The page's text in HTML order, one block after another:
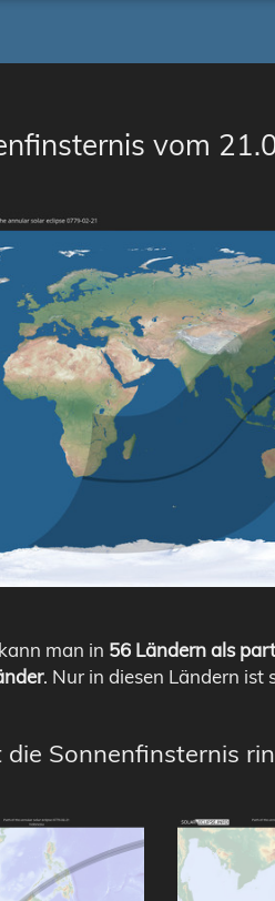
vom
man in 56 Ländern als
. Nur in diesen Ländern ist
Sonnenfinsternis